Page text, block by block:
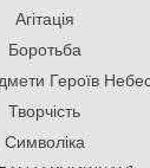
Агітація
Боротьба
Героїв
Творчість
Символіка